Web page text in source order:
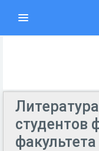
студентов
факультета